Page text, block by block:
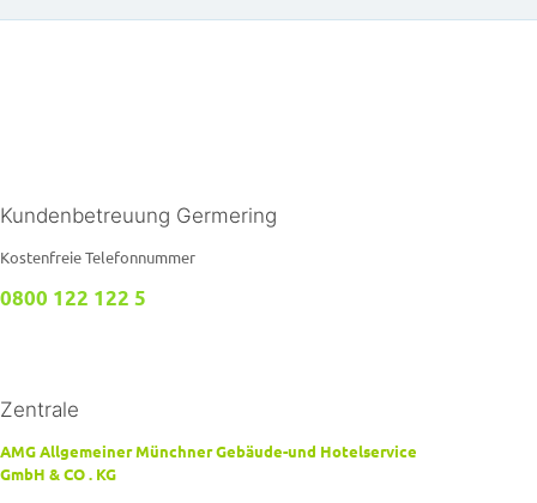
Kundenbetreuung Germering
Kostenfreie Telefonnummer
0800 122 122 5
Zentrale
AMG Allgemeiner Münchner Gebäude-und Hotelservice
GmbH & CO . KG